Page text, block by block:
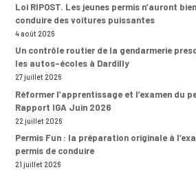
Loi RIPOST. Les jeunes permis n’auront
conduire des voitures puissantes
4 août 2026
Un contrôle routier de la gendarmerie
les autos-écoles à Dardilly
27 juillet 2026
Réformer l’apprentissage et l’examen du
Rapport IGA Juin 2026
22 juillet 2026
Permis Fun : la préparation originale à
permis de conduire
21 juillet 2026